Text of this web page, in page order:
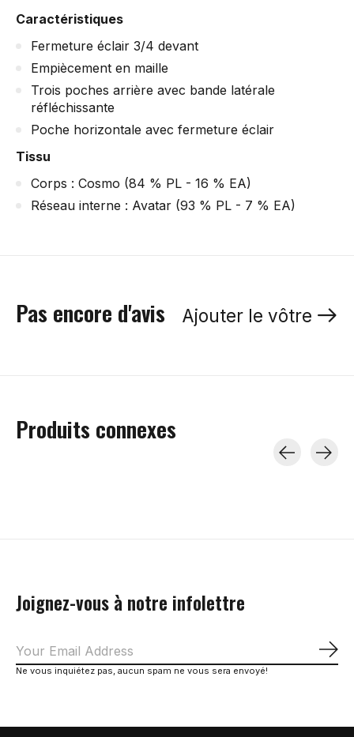
Caractéristiques
Fermeture éclair 3/4 devant
Empiècement en maille
Trois poches arrière avec bande latérale
réfléchissante
Poche horizontale avec fermeture éclair
Tissu
Corps : Cosmo (84 % PL - 16 % EA)
Réseau interne : Avatar (93 % PL - 7 % EA)
Pas encore d'avis Ajouter le vôtre
Produits connexes
Joignez-vous à notre infolettre
Ne vous inquiétez pas, aucun spam ne vous sera envoyé!